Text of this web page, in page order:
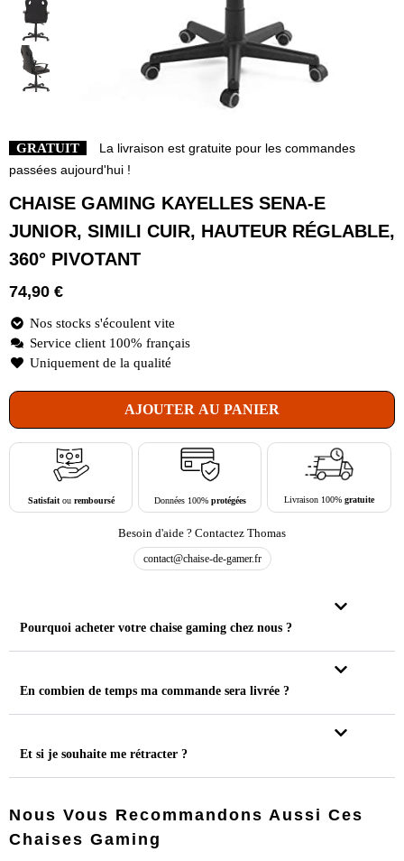
GRATUIT
La livraison est gratuite pour les commandes
passées aujourd'hui !
CHAISE GAMING KAYELLES SENA-E
JUNIOR, SIMILI CUIR, HAUTEUR RÉGLABLE,
360° PIVOTANT
74,90 €
Nos stocks s'écoulent vite
Service client 100% français
Uniquement de la qualité
AJOUTER AU PANIER
Satisfaitou remboursé Données 100% protégées Livraison 100%gratuite
Besoin d'aide ? Contactez Thomas
contact@chaise-de-gamer.fr
Pourquoi acheter votre chaise gaming chez nous ?
En combien de temps ma commande sera livrée ?
Et si je souhaite me rétracter ?
Nous Vous Recommandons Aussi Ces
Chaises Gaming